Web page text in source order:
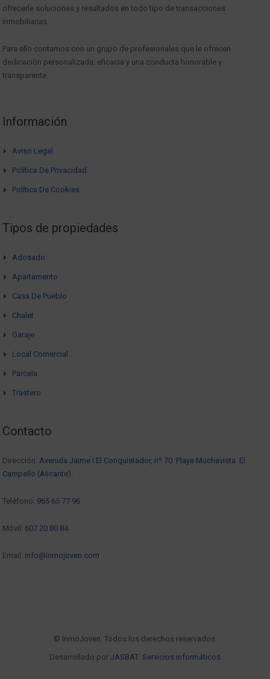
ofrecerle soluciones y resultados en todo tipo de transacciones
inmobiliarias.
Para ello contamos con un grupo de profesionales que le ofrecen
dedicación personalizada, eficacia y una conducta honorable y
transparente.
Información
Aviso Legal
Política De Privacidad
Política De Cookies
Tipos de propiedades
Adosado
Apartamento
Casa De Pueblo
Chalet
Garaje
Local Comercial
Parcela
Trastero
Contacto
Dirección: Avenida Jaime I El Conquistador, nº 70. Playa Muchavista. El
Campello (Alicante).
Teléfono: 965 65 77 96
Móvil: 607 20 80 84
Email: info@inmojoven.com
© InmoJoven. Todos los derechos reservados.
Desarrollado por JASBAT: Servicios informáticos